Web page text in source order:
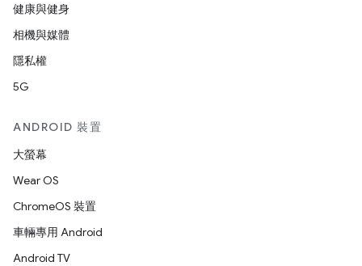
健康與健身
相機與媒體
隱私權
5G
ANDROID 裝置
大螢幕
Wear OS
ChromeOS 裝置
車輛專用 Android
Android TV